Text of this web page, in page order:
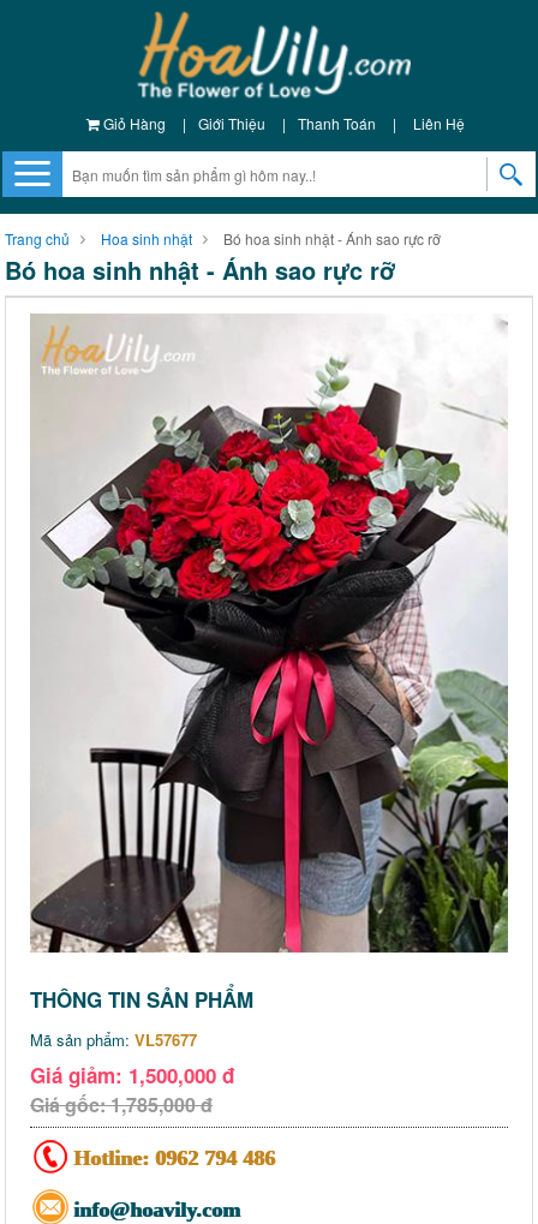
Giỏ Hàng | Giới Thiệu | Thanh Toán | Liên Hệ
Trang chủ Hoa sinh nhật Bó hoa sinh nhật - Ánh sao rực rỡ
Bó hoa sinh nhật - Ánh sao rực rỡ
THÔNG TIN SẢN PHẨM
Mã sản phẩm: VL57677
Giá giảm: 1,500,000 đ
Giá gốc: 1,785,000 đ
Hotline: 0962 794 486
info@hoavily.com